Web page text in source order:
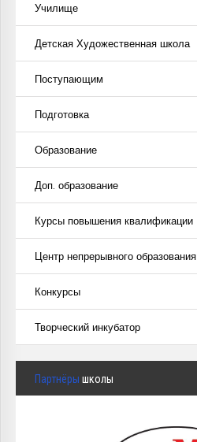
Училище
Детская Художественная школа
Поступающим
Подготовка
Образование
Доп. образование
Курсы повышения квалификации
Центр непрерывного образования
Конкурсы
Творческий инкубатор
Партнёры школы